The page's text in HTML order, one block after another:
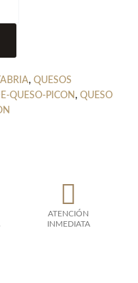
, QUESOS
QUESO-PICON, QUESO
ATENCIÓN
INMEDIATA